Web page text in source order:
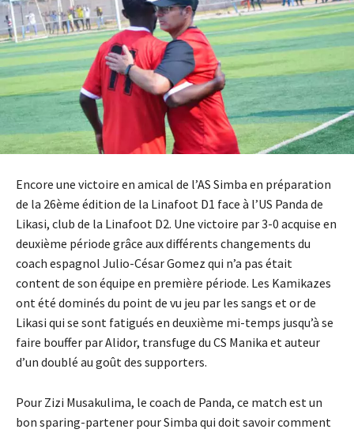
Encore une victoire en amical de l’AS Simba en préparation
de la 26ème édition de la Linafoot D1 face à l’US Panda de
Likasi, club de la Linafoot D2. Une victoire par 3-0 acquise en
deuxième période grâce aux différents changements du
coach espagnol Julio-César Gomez qui n’a pas était
content de son équipe en première période. Les Kamikazes
ont été dominés du point de vu jeu par les sangs et or de
Likasi qui se sont fatigués en deuxième mi-temps jusqu’à se
faire bouffer par Alidor, transfuge du CS Manika et auteur
d’un doublé au goût des supporters.
Pour Zizi Musakulima, le coach de Panda, ce match est un
bon sparing-partener pour Simba qui doit savoir comment